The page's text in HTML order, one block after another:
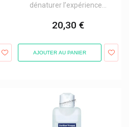
dénaturer l’expérience...
20,30 €
AJOUTER AU PANIER